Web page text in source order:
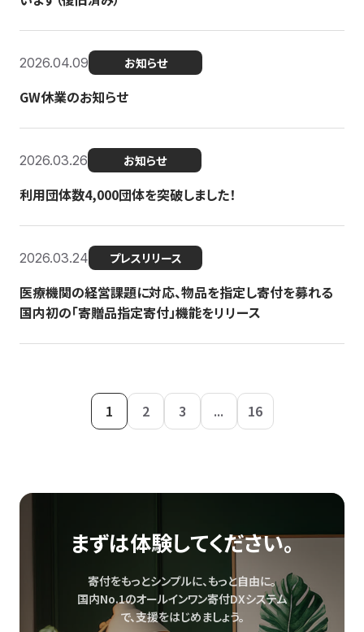
2026.04.09 お知らせ
GW休業のお知らせ
2026.03.26 お知らせ
利用団体数4,000団体を突破しました！
2026.03.24 プレスリリース
医療機関の経営課題に対応、物品を指定し寄付を募れる
国内初の「寄贈品指定寄付」機能をリリース
1 2 3 ... 16
まずは体験してください。
寄付をもっとシンプルに、もっと自由に。
国内No.1のオールインワン寄付DXシステム
で、支援をはじめましょう。